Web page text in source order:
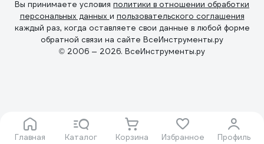
Главная Каталог Корзина Избранное Профиль
Вы принимаете условия политики в отношении обработки
персональных данных и пользовательского соглашения
каждый раз, когда оставляете свои данные в любой форме
обратной связи на сайте ВсеИнструменты.ру
© 2006 — 2026. ВсеИнструменты.ру